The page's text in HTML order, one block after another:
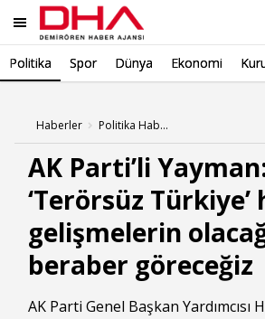
Politika Spor Dünya Ekonomi
Haberler Politika Haberleri
AK Parti’li
‘Terörsüz
gelişmelerin
beraber göreceğiz
AK Parti Genel Başkan Yardımcısı